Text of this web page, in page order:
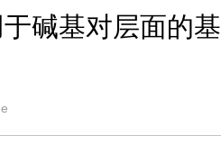
碱基对层面的基